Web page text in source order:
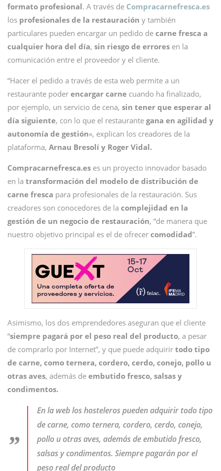
formato profesional. A través de Compracarnefresca.es
los profesionales de la restauración y también
particulares pueden encargar un pedido de carne fresca a
cualquier hora del día, sin riesgo de errores en la
comunicación entre el proveedor y el cliente.
“Hacer el pedido a través de esta web permite a un
restaurante poder encargar carne cuando ha finalizado,
por ejemplo, un servicio de cena, sin tener que esperar al
día siguiente, con lo que el restaurante gana en agilidad y
autonomía de gestión«, explican los creadores de la
plataforma, Arnau Bresolí y Roger Vidal.
Compracarnefresca.es es un proyecto innovador basado
en la transformación del modelo de distribución de
carne fresca para profesionales de la restauración. Sus
creadores son conocedores de la complejidad en la
gestión de un negocio de restauración, “de manera que
nuestro objetivo principal es el de ofrecer comodidad”.
Asimismo, los dos emprendedores aseguran que el cliente
“siempre pagará por el peso real del producto, a pesar
de comprarlo por Internet”, y que puede adquirir todo tipo
de carne, como ternera, cordero, cerdo, conejo, pollo u
otras aves, además de embutido fresco, salsas y
condimentos.
En la web los hosteleros pueden adquirir todo tipo
de carne, como ternera, cordero, cerdo, conejo,
pollo u otras aves, además de embutido fresco,
salsas y condimentos. Siempre pagarán por el
peso real del producto